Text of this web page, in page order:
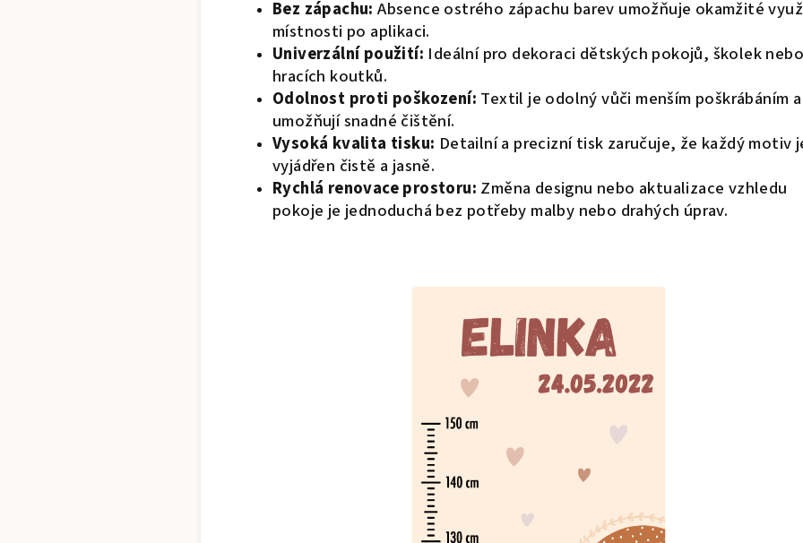
Bez zápachu:Absence ostrého zápachu barev umožňuje okamžité
místnosti po aplikaci.
Univerzální použití: Ideální pro dekoraci dětských pokojů, školek nebo
hracích koutků.
Odolnost proti poškození: Textil je odolný vůči menším poškrábáním a
umožňují snadné čištění.
Vysoká kvalita tisku: Detailní a precizní tisk zaručuje, že každý motiv
vyjádřen čistě a jasně.
Rychlá renovace prostoru: Změna designu nebo aktualizace vzhledu
pokoje je jednoduchá bez potřeby malby nebo drahých úprav.